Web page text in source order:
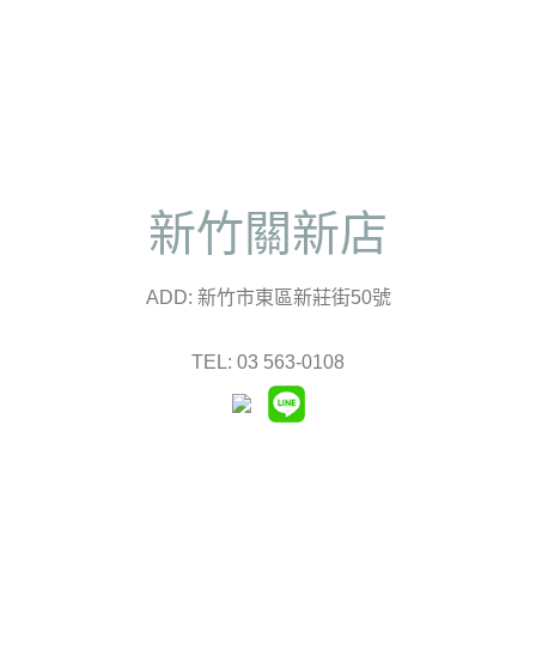
新竹關新店
ADD: 新竹市東區新莊街50號
TEL: 03 563-0108